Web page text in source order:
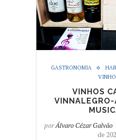
GASTRONOMIA
VINHOS
porÁlvaro Cézar Galvão
de